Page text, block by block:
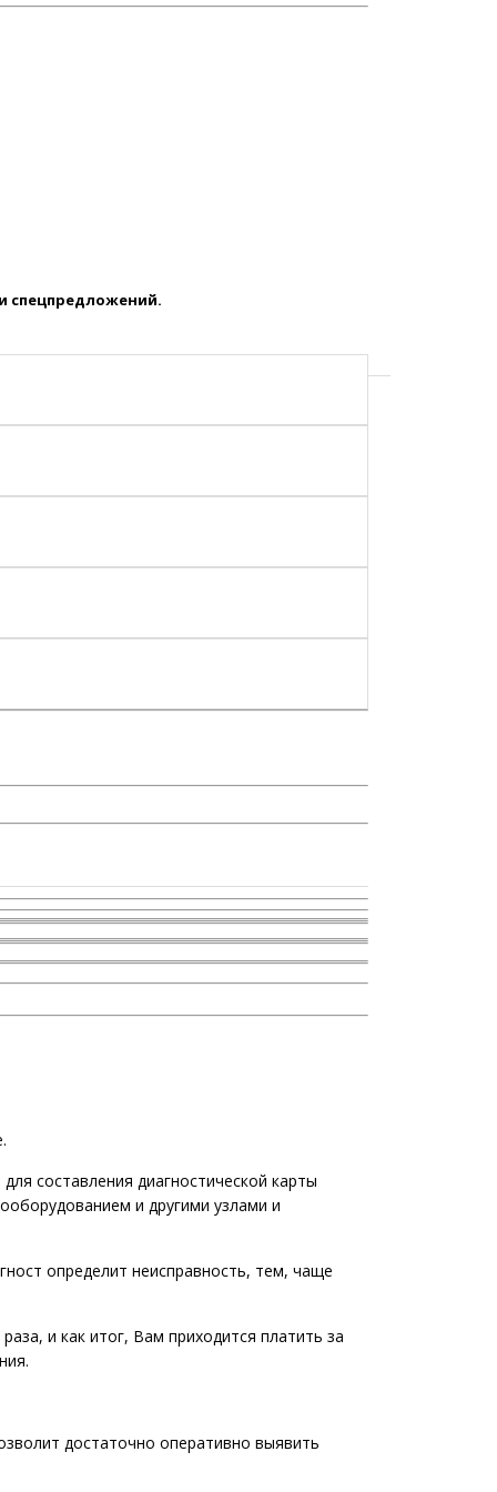
спецпредложений.
составления диагностической карты
и другими узлами и
определит неисправность, тем, чаще
и как итог, Вам приходится платить за
достаточно оперативно выявить